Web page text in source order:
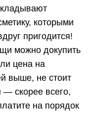
которыми
пригодится!
можно докупить
цена на
выше, не стоит
— скорее всего,
на порядок